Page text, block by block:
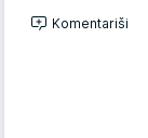
Komentariši